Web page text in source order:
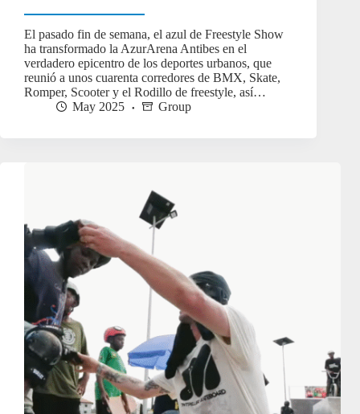
El pasado fin de semana, el azul de Freestyle Show
ha transformado la AzurArena Antibes en el
verdadero epicentro de los deportes urbanos, que
reunió a unos cuarenta corredores de BMX, Skate,
Romper, Scooter y el Rodillo de freestyle, así…
May 2025
Group